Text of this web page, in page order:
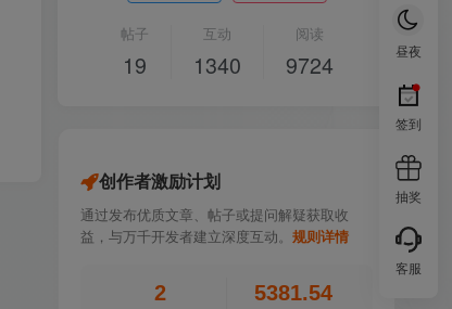
帖子
19
互动
1340
阅读
9724
创作者激励计划
通过发布优质文章、帖子或提问解疑获取收
益，与万千开发者建立深度互动。 规则详情
2 5381.54
昼夜
签到
抽奖
客服